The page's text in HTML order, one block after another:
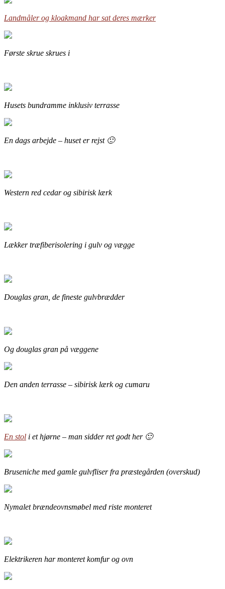
Landmåler og kloakmand har sat deres mærker
Første skrue skrues i
Husets bundramme inklusiv terrasse
En dags arbejde – huset er rejst 🙂
Western red cedar og sibirisk lærk
Lækker træfiberisolering i gulv og vægge
Douglas gran, de fineste gulvbrædder
Og douglas gran på væggene
Den anden terrasse – sibirisk lærk og cumaru
En stol i et hjørne – man sidder ret godt her 🙂
Bruseniche med gamle gulvfliser fra præstegården (overskud)
Nymalet brændeovnsmøbel med riste monteret
Elektrikeren har monteret komfur og ovn